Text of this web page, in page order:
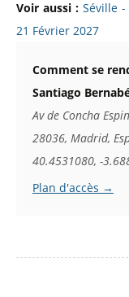
Voir aussi : Séville
21 Février 2027
Comment se
Santiago
Av de Concha
28036, Madrid,
40.4531080, -
Plan d'accès →